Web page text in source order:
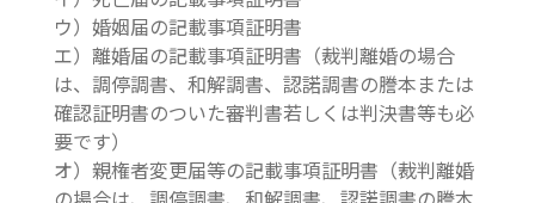
ウ）婚姻届の記載事項証明書
エ）離婚届の記載事項証明書（裁判離婚の場合
は、調停調書、和解調書、認諾調書の謄本または
確認証明書のついた審判書若しくは判決書等も必
要です）
オ）親権者変更届等の記載事項証明書（裁判離婚